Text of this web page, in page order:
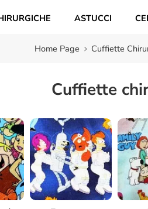
ASTUCCI
Home Page Cuffiette
Cuffiette